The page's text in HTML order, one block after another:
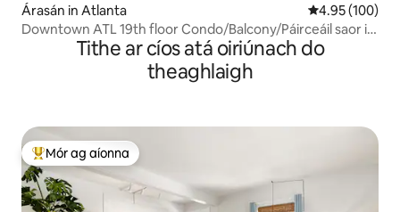
Árasán in Atlanta Meánrátáil
4.95 (100)
Downtown ATL 19th floor Condo/Balcony/Páirceáil saor in
Tithe ar cíos atá oiriúnach do
theaghlaigh
An-mhór ag aíonna
Mór ag aíonna